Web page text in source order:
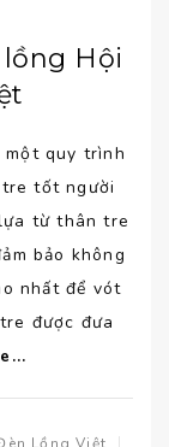
Hội
quy trình
tốt người
từ thân tre
bảo không
nhất để vót
được đưa